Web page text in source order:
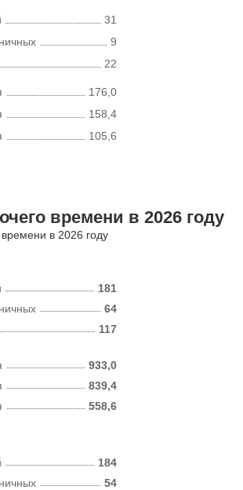
31
9
22
176,0
158,4
105,6
времени в 2026 году
в 2026 году
181
117
64
933,0
839,4
558,6
184
54